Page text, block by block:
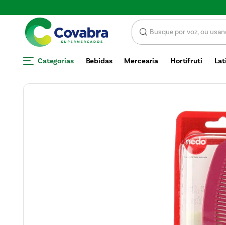
Categorias Bebidas Mercearia Hortifruti